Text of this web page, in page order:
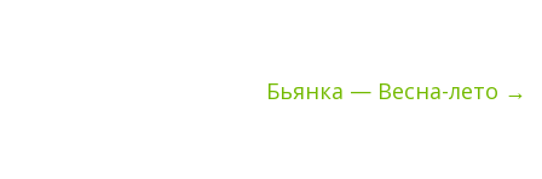
Бьянка — Весна-лето →